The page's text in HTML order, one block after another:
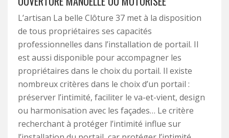
L’artisan La belle Clôture 37 met à la disposition
de tous propriétaires ses capacités
professionnelles dans l’installation de portail. Il
est aussi disponible pour accompagner les
propriétaires dans le choix du portail. Il existe
nombreux critères dans le choix d’un portail :
préserver l’intimité, faciliter le va-et-vient, design
ou harmonisation avec les façades… Le critère
recherchant à protéger l’intimité influe sur